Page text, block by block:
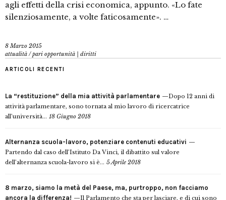
agli effetti della crisi economica, appunto. «Lo fate
silenziosamente, a volte faticosamente». …
8 Marzo 2015
attualità /pari opportunità | diritti
ARTICOLI RECENTI
La “restituzione” della mia attività parlamentare
Dopo 12 anni di
attività parlamentare, sono tornata al mio lavoro di ricercatrice
all’università... 18 Giugno 2018
Alternanza scuola-lavoro, potenziare contenuti educativi
Partendo dal caso dell’Istituto Da Vinci, il dibattito sul valore
dell’alternanza scuola-lavoro si è... 5 Aprile 2018
8 marzo, siamo la metà del Paese, ma, purtroppo, non facciamo
ancora la differenza!
Il Parlamento che sta per lasciare, e di cui sono